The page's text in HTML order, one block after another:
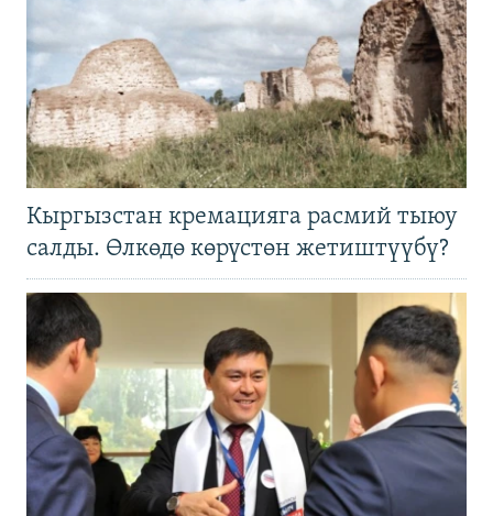
Кыргызстан кремацияга расмий тыюу
салды. Өлкөдө көрүстөн жетиштүүбү?